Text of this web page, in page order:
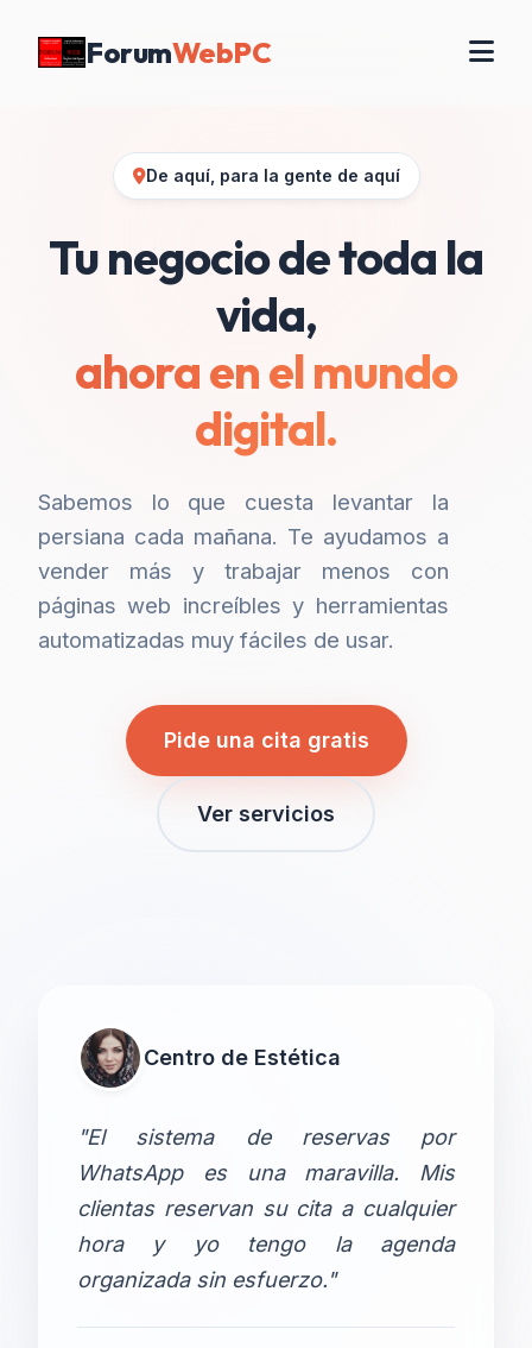
ForumWebPC
De aquí, para la gente de aquí
Tu negocio de toda la
vida,
ahora en el mundo
digital.
Sabemos lo que cuesta levantar la
persiana cada mañana. Te ayudamos a
vender más y trabajar menos con
páginas web increíbles y herramientas
automatizadas muy fáciles de usar.
Pide una cita gratis
Ver servicios
Centro de Estética
"El sistema de reservas por
WhatsApp es una maravilla. Mis
clientas reservan su cita a cualquier
hora y yo tengo la agenda
organizada sin esfuerzo."